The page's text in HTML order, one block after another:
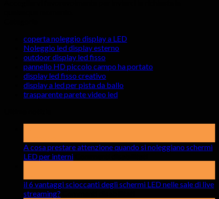
coperta noleggio display a LED
Noleggio led display esterno
outdoor display led fisso
pannello HD piccolo campo ha portato
display led fisso creativo
display a led per pista da ballo
trasparente parete video led
A cosa prestare attenzione quando si noleggiano schermi
LED per interni
prestare
il 6 vantaggi scioccanti degli schermi LED nelle sale di live
streaming?